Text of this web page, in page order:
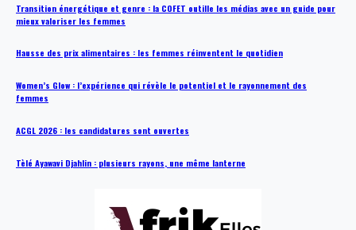
Transition énergétique et genre : la COFET outille les médias avec un guide pour
mieux valoriser les femmes
Hausse des prix alimentaires : les femmes réinventent le quotidien
Women’s Glow : l’expérience qui révèle le potentiel et le rayonnement des
femmes
ACGL 2026 : les candidatures sont ouvertes
Tèlé Ayawavi Djahlin : plusieurs rayons, une même lanterne